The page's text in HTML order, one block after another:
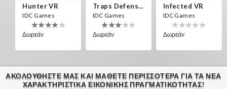
Hunter VR
IDC Games
Δωρεάν
Traps Defense VR
IDC Games
Δωρεάν
Infected VR
IDC Games
Δωρεάν
ΑΚΟΛΟΥΘΉΣΤΕ ΜΑΣ ΚΑΙ ΜΆΘΕΤΕ ΠΕΡΙΣΣΌΤΕΡΑ ΓΙΑ ΤΑ ΝΈΑ
ΧΑΡΑΚΤΗΡΙΣΤΙΚΆ ΕΙΚΟΝΙΚΗΣ ΠΡΑΓΜΑΤΙΚΟΤΗΤΑΣ!